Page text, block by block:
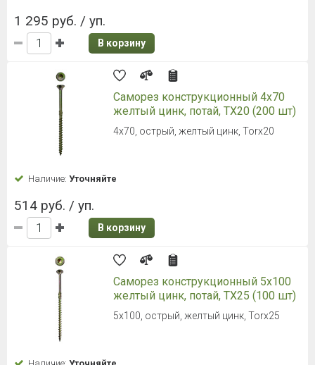
1 295 руб. / уп.
В корзину
Саморез конструкционный 4x70
желтый цинк, потай, TX20 (200 шт)
4x70, острый, желтый цинк, Torx20
Наличие: Уточняйте
514 руб. / уп.
В корзину
Саморез конструкционный 5x100
желтый цинк, потай, TX25 (100 шт)
5x100, острый, желтый цинк, Torx25